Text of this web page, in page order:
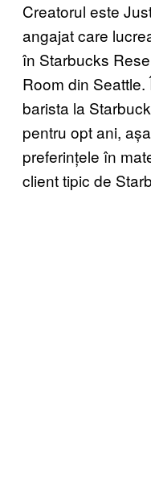
Creatorul este
angajat care
în Starbucks
Room din
barista la
pentru opt ani,
preferințele în
client tipic de